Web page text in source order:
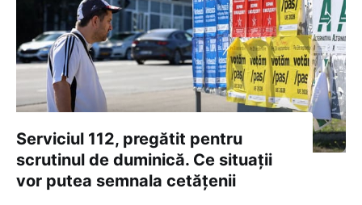
Serviciul 112, pregătit pentru
scrutinul de duminică. Ce situații
vor putea semnala cetățenii